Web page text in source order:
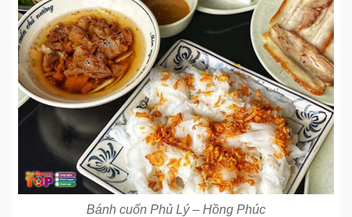
Bánh cuốn Phủ Lý – Hồng Phúc